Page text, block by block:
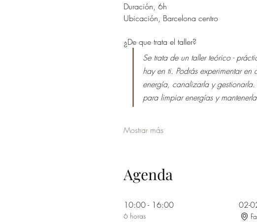
Duración, 6h
Ubicación, Barcelona centro
¿De que trata el taller?
Se trata de un taller teórico -
hay en ti. Podrás experimentar
energía, canalizarla y
para limpiar energías y
Mostrar más
Agenda
10:00 - 16:00
6 horas
02-